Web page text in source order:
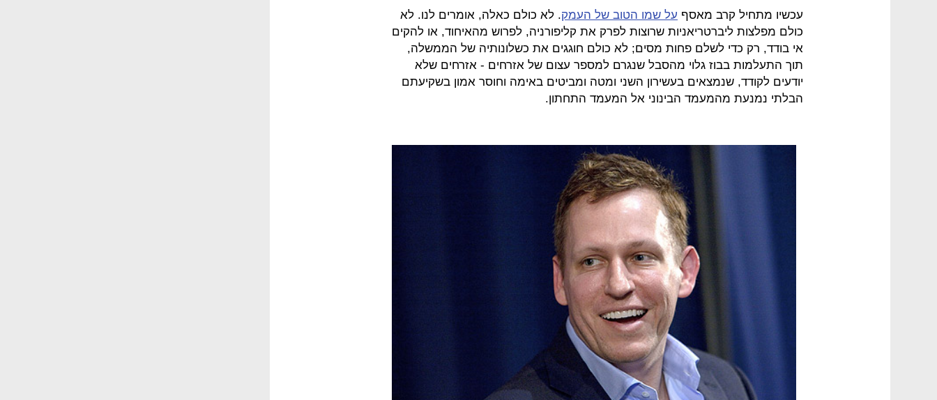
עכשיו מתחיל קרב מאסף על שמו הטוב של העמק. לא כולם כאלה, אומרים לנו. לא
כולם מפלצות ליברטריאניות שרוצות לפרק את קליפורניה, לפרוש מהאיחוד, או להקים
אי בודד, רק כדי לשלם פחות מסים; לא כולם חוגגים את כשלונותיה של הממשלה,
תוך התעלמות בבוז גלוי מהסבל שנגרם למספר עצום של אזרחים - אזרחים שלא
יודעים לקודד, שנמצאים בעשירון השני ומטה ומביטים באימה וחוסר אמון בשקיעתם
הבלתי נמנעת מהמעמד הבינוני אל המעמד התחתון.